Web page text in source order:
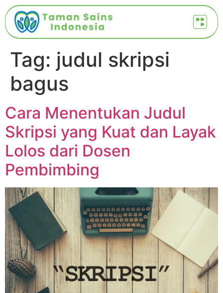
Tag: judul skripsi
bagus
Cara Menentukan Judul
Skripsi yang Kuat dan Layak
Lolos dari Dosen
Pembimbing